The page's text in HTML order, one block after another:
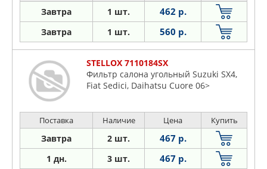
Завтра 1 шт. 462 р.
Завтра 1 шт. 560 р.
STELLOX 7110184SX
Фильтр салона угольный Suzuki SX4,
Fiat Sedici, Daihatsu Cuore 06>
Поставка Наличие Цена Купить
Завтра 2 шт. 467 р.
1 дн. 3 шт. 467 р.